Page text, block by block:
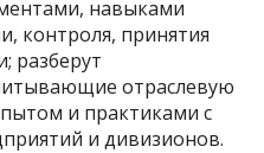
навыками
контроля, принятия
разберут
отраслевую
и практиками с
и дивизионов.